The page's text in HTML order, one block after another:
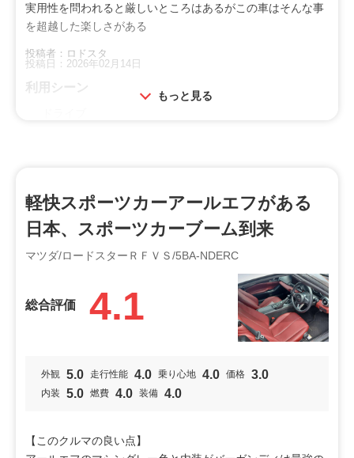
実用性を問われると厳しいところはあるがこの車はそんな事
を超越した楽しさがある
投稿者：ロドスタ
投稿日：2026年02月14日
利用シーン
特徴
カッコいい 操作性
もっと見る
軽快スポーツカーアールエフがある
日本、スポーツカーブーム到来
マツダ/ロードスターＲＦＶＳ/5BA-NDERC
総合評価 4.1
外観 5.0 走行性能 4.0 乗り心地 4.0 価格 3.0
内装 5.0 燃費 4.0 装備 4.0
【このクルマの良い点】